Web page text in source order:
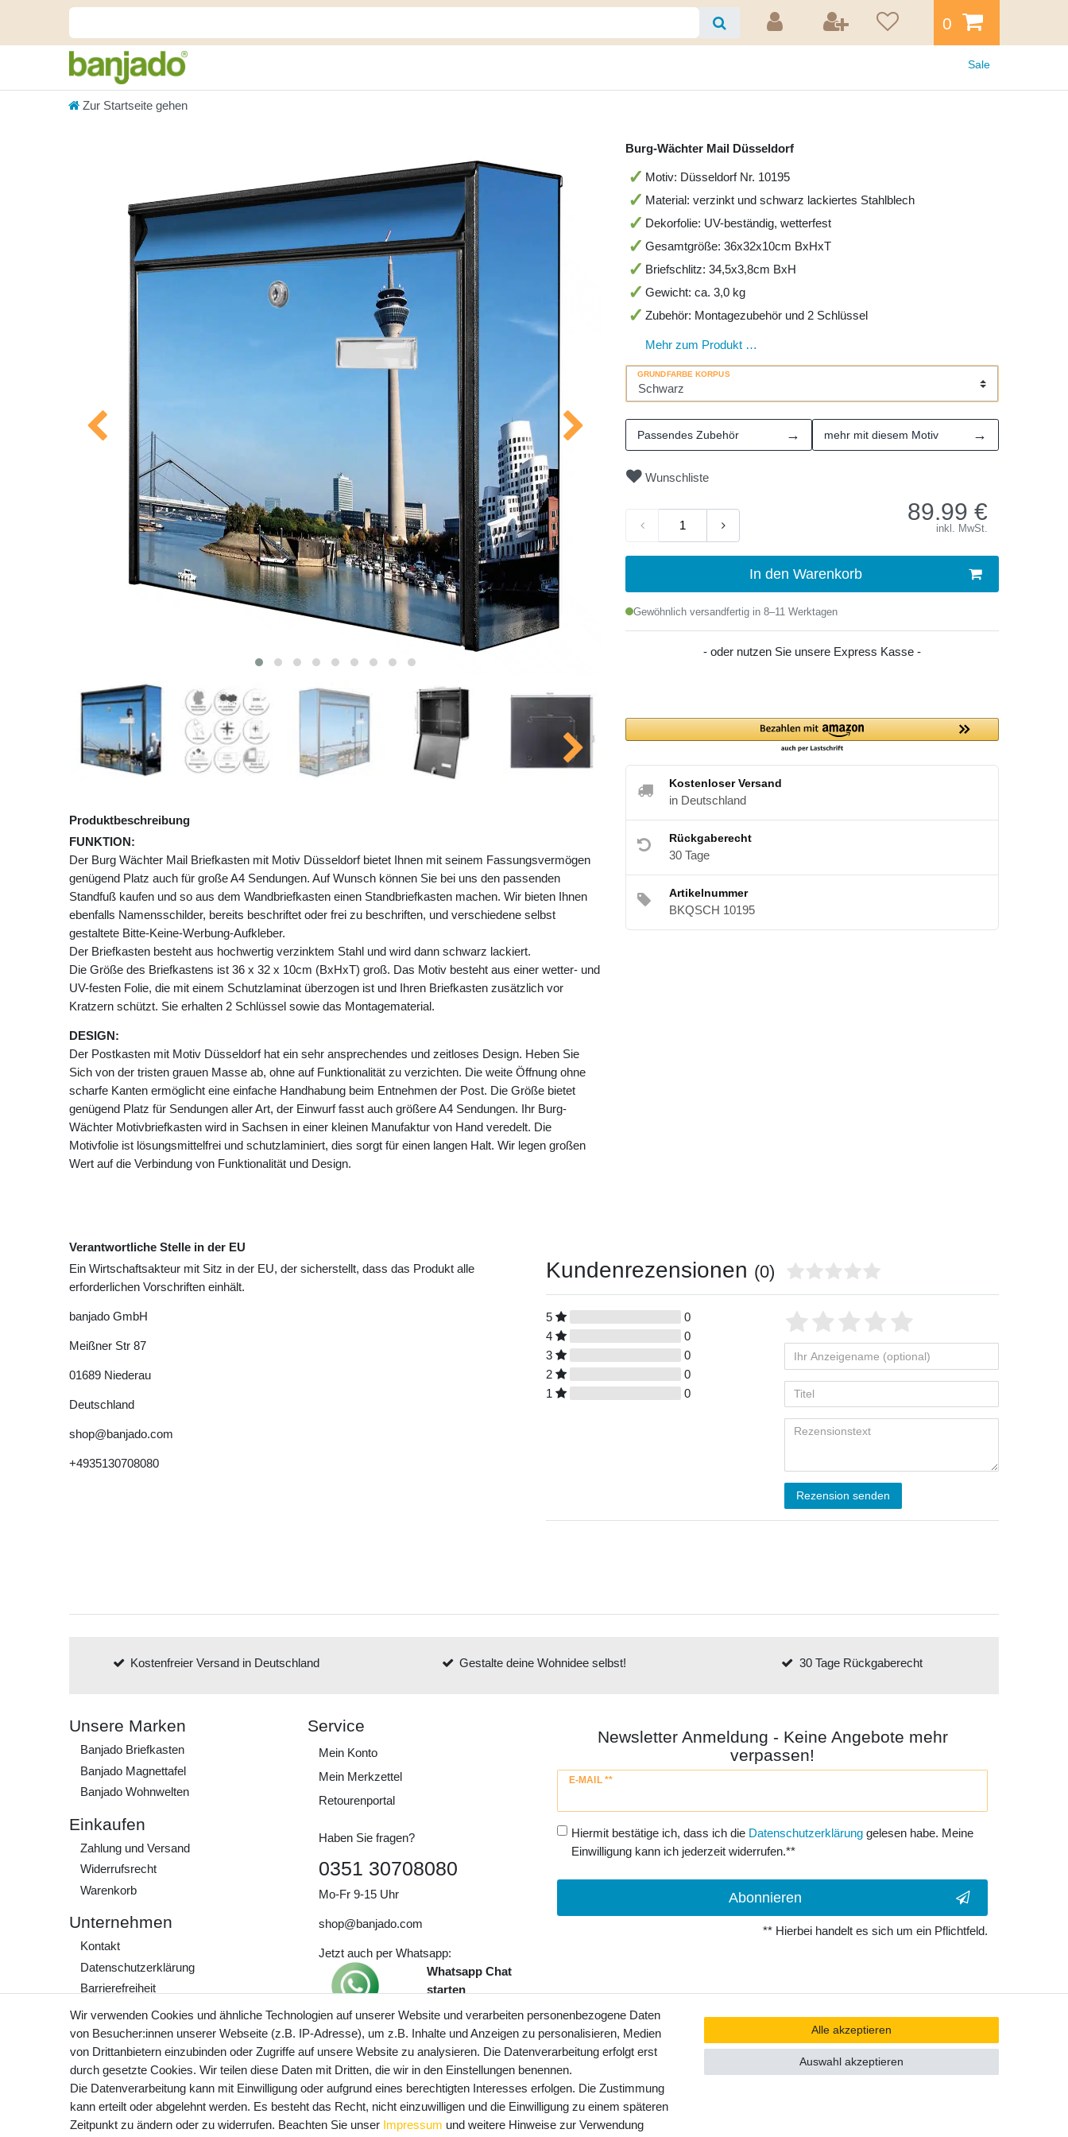
0
Sale
Zur Startseite gehen
Produktbeschreibung
FUNKTION:
Der Burg Wächter Mail Briefkasten mit Motiv Düsseldorf bietet Ihnen mit seinem Fassungsvermögen
genügend Platz auch für große A4 Sendungen. Auf Wunsch können Sie bei uns den passenden
Standfuß kaufen und so aus dem Wandbriefkasten einen Standbriefkasten machen. Wir bieten Ihnen
ebenfalls Namensschilder, bereits beschriftet oder frei zu beschriften, und verschiedene selbst
gestaltete Bitte-Keine-Werbung-Aufkleber.
Der Briefkasten besteht aus hochwertig verzinktem Stahl und wird dann schwarz lackiert.
Die Größe des Briefkastens ist 36 x 32 x 10cm (BxHxT) groß. Das Motiv besteht aus einer wetter- und
UV-festen Folie, die mit einem Schutzlaminat überzogen ist und Ihren Briefkasten zusätzlich vor
Kratzern schützt. Sie erhalten 2 Schlüssel sowie das Montagematerial.
DESIGN:
Der Postkasten mit Motiv Düsseldorf hat ein sehr ansprechendes und zeitloses Design. Heben Sie
Sich von der tristen grauen Masse ab, ohne auf Funktionalität zu verzichten. Die weite Öffnung ohne
scharfe Kanten ermöglicht eine einfache Handhabung beim Entnehmen der Post. Die Größe bietet
genügend Platz für Sendungen aller Art, der Einwurf fasst auch größere A4 Sendungen. Ihr Burg-
Wächter Motivbriefkasten wird in Sachsen in einer kleinen Manufaktur von Hand veredelt. Die
Motivfolie ist lösungsmittelfrei und schutzlaminiert, dies sorgt für einen langen Halt. Wir legen großen
Wert auf die Verbindung von Funktionalität und Design.
Burg-Wächter Mail Düsseldorf
Motiv: Düsseldorf Nr. 10195
Material: verzinkt und schwarz lackiertes Stahlblech
Dekorfolie: UV-beständig, wetterfest
Gesamtgröße: 36x32x10cm BxHxT
Briefschlitz: 34,5x3,8cm BxH
Gewicht: ca. 3,0 kg
Zubehör: Montagezubehör und 2 Schlüssel
Mehr zum Produkt …
GRUNDFARBE KORPUS
Passendes Zubehör → mehr mit diesem Motiv →
Wunschliste
89.99 €
inkl. MwSt.
In den Warenkorb
Gewöhnlich versandfertig in 8–11 Werktagen
- oder nutzen Sie unsere Express Kasse -
Kostenloser Versand
in Deutschland
Rückgaberecht
30 Tage
Artikelnummer
BKQSCH 10195
Verantwortliche Stelle in der EU
Ein Wirtschaftsakteur mit Sitz in der EU, der sicherstellt, dass das Produkt alle
erforderlichen Vorschriften einhält.
banjado GmbH
Meißner Str 87
01689 Niederau
Deutschland
shop@banjado.com
+4935130708080
Kundenrezensionen (0)
5
0
4
0
3
0
2
0
1
0
Rezension senden
Kostenfreier Versand in Deutschland Gestalte deine Wohnidee selbst! 30 Tage Rückgaberecht
Unsere Marken
Banjado Briefkasten
Banjado Magnettafel
Banjado Wohnwelten
Einkaufen
Zahlung und Versand
Widerrufs­recht
Warenkorb
Unternehmen
Kontakt
Daten­schutz­erklärung
Barrierefreiheit
AGB
Impressum
Werde Teil unserer
Community
Service
Mein Konto
Mein Merkzettel
Retourenportal
Haben Sie fragen?
0351 30708080
Mo-Fr 9-15 Uhr
shop@banjado.com
Jetzt auch per Whatsapp:
Whatsapp Chat
starten
Preisangaben inkl. gesetzl. MwSt. und
zzgl. Service- und Versandkosten
Newsletter Anmeldung - Keine Angebote mehr
verpassen!
E-MAIL **
Newsletter
Hiermit bestätige ich, dass ich die Daten­schutz­erklärunggelesen habe. Meine
Einwilligung kann ich jederzeit widerrufen.**
Abonnieren
** Hierbei handelt es sich um ein Pflichtfeld.
Wir verwenden Cookies und ähnliche Technologien auf unserer Website und verarbeiten personenbezogene Daten
von Besucher:innen unserer Webseite (z.B. IP-Adresse), um z.B. Inhalte und Anzeigen zu personalisieren, Medien
von Drittanbietern einzubinden oder Zugriffe auf unsere Website zu analysieren. Die Datenverarbeitung erfolgt erst
durch gesetzte Cookies. Wir teilen diese Daten mit Dritten, die wir in den Einstellungen benennen.
Die Datenverarbeitung kann mit Einwilligung oder aufgrund eines berechtigten Interesses erfolgen. Die Zustimmung
kann erteilt oder abgelehnt werden. Es besteht das Recht, nicht einzuwilligen und die Einwilligung zu einem späteren
Zeitpunkt zu ändern oder zu widerrufen. Beachten Sie unser Impressum und weitere Hinweise zur Verwendung
Alle akzeptieren
Auswahl akzeptieren